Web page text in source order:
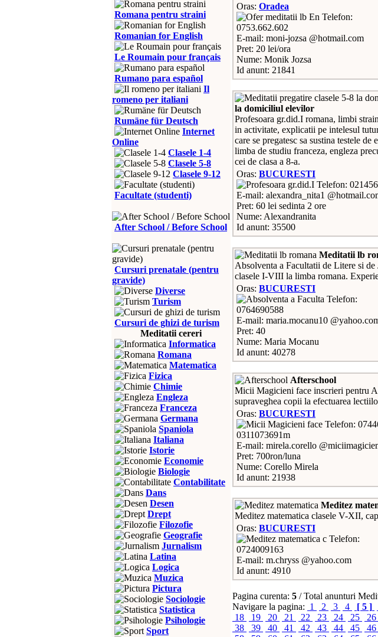
Romana pentru straini
Romanian for English
Le Roumain pour français
Rumano para español
Il
romeno per italiani
Rumäne für Deutsch
Internet
Online
Clasele 1-4
Clasele 5-8
Clasele 9-12
Facultate (studenti)
After School / Before School
Cursuri prenatale (pentru
gravide)
Diverse
Turism
Cursuri de ghizi de turism
Meditatii cereri
Informatica
Romana
Matematica
Fizica
Chimie
Engleza
Franceza
Germana
Spaniola
Italiana
Istorie
Economie
Biologie
Contabilitate
Dans
Desen
Drept
Filozofie
Geografie
Jurnalism
Latina
Logica
Muzica
Pictura
Sociologie
Statistica
Psihologie
Sport
Oras: Oradea
Telefon:
0753.662.602
E-mail: moni-jozsa @hotmail.com
Pret: 20 lei/ora
Nume: Monik Jozsa
Id anunt: 21841
la domiciliul elevilor
Profesoara gr.did.I romana, limbi
in activitate, explicatii pe intelesul
care se pregatesc sa sustina testele
limba de studiu franceza, engleza
cei de clasa a 8-a.
Oras: BUCURESTI
Telefon:
E-mail: alexandra_nita1
Pret: 60 lei sedinta 2 ore
Nume: Alexandranita
Id anunt: 35500
Meditatii lb
Absolventa a Facultatii de Litere si
clasele I-VIII la limba romana.
Oras: BUCURESTI
Telefon:
0764690588
E-mail: maria.mocanu10
Pret: 40
Nume: Maria Mocanu
Id anunt: 40278
Afterschool
Micii Magicieni face inscrieri pentru
supraveghea copii la efectuarea
Oras: BUCURESTI
Telefon:
0311073691m
E-mail: mirela.corello
Pret: 700ron/luna
Nume: Corello Mirela
Id anunt: 21938
Meditez
Meditez matematica clasele V-XII,
Oras: BUCURESTI
Telefon:
0724009163
E-mail: m.chryss @yahoo.com
Id anunt: 4910
Pagina curenta: 5 / Total anunturi
Navigare la pagina: 1 2 3 4 [ 5 ]
18
19 20 21 22 23 24 25 26
38
39 40 41 42 43 44 45 46